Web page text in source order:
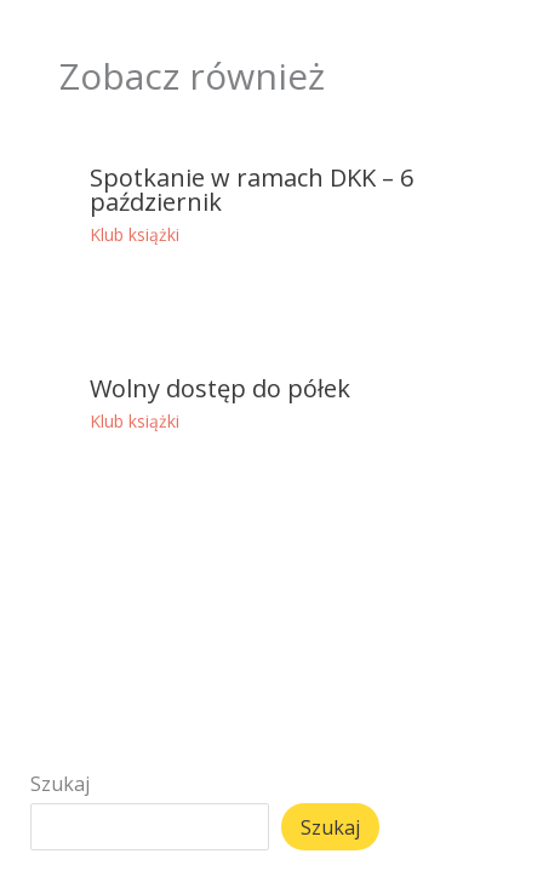
Zobacz również
Spotkanie w ramach DKK – 6
październik
Klub książki
Wolny dostęp do półek
Klub książki
Szukaj
Szukaj